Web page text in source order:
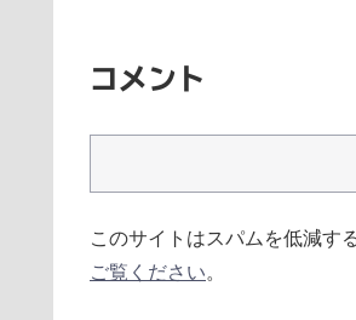
コメント
このサイトはスパムを低減す
ご覧ください。